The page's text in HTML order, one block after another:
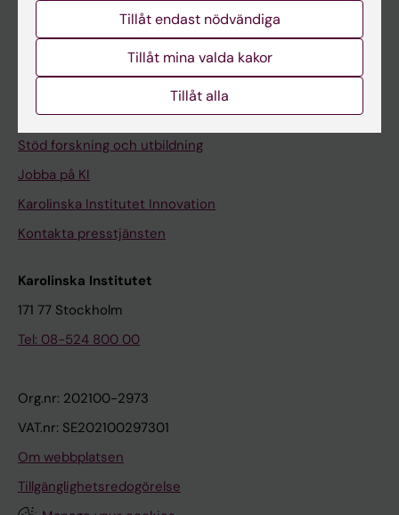
Medarbetarportalen
Universitetsbiblioteket
Stöd forskning och utbildning
Jobba på KI
Karolinska Institutet Innovation
Kontakta presstjänsten
Karolinska Institutet
171 77 Stockholm
Tel: 08-524 800 00
Org.nr: 202100-2973
VAT.nr: SE202100297301
Om webbplatsen
Tillgänglighetsredogörelse
Tillåt endast nödvändiga
Tillåt mina valda kakor
Tillåt alla